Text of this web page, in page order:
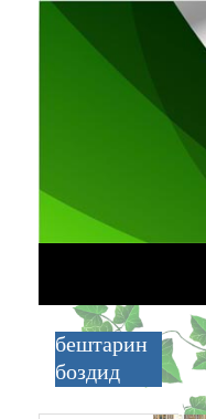
бештарин
боздид